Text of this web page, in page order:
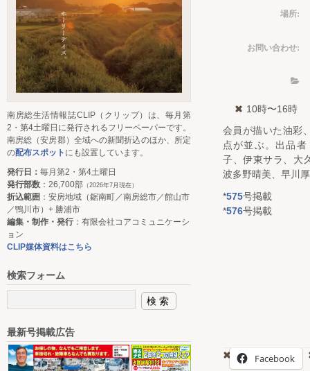
場所:
お問い合わせ:
10時〜16時
会員が描いた油彩
点が並ぶ。出品
子、伊東サラ、大
波多野晴美、早川
*575号掲載
*576号掲載
Facebook
南房総生活情報誌CLIP（クリップ）は、毎月第
2・第4土曜日に発行されるフリーペーパーです。
南房総（安房郡）全域への新聞折込のほか、所定
の配布スポット にも設置しています。
発行日： 毎月第2・第4土曜日
発行部数 ：26,700部 （2026年7月現在）
折込範囲 ：安房地域（鋸南町／南房総市／館山市
／鴨川市）+ 勝浦市
編集・制作・発行：有限会社コアコミュニケーシ
ョン
CLIP媒体資料はこちら
検索フォーム
最新号掲載広告